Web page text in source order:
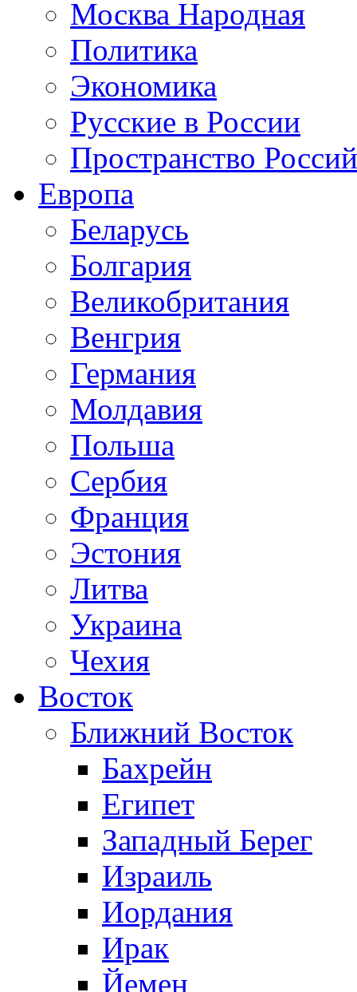
Москва Народная
Политика
Экономика
Русские в России
Пространство
Европа
Беларусь
Болгария
Великобритания
Венгрия
Германия
Молдавия
Польша
Сербия
Франция
Эстония
Литва
Украина
Чехия
Восток
Ближний Восток
Бахрейн
Египет
Западный Берег
Израиль
Иордания
Ирак
Йемен